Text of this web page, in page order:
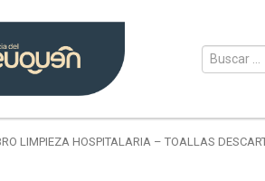
LIMPIEZA HOSPITALARIA – TOALLAS